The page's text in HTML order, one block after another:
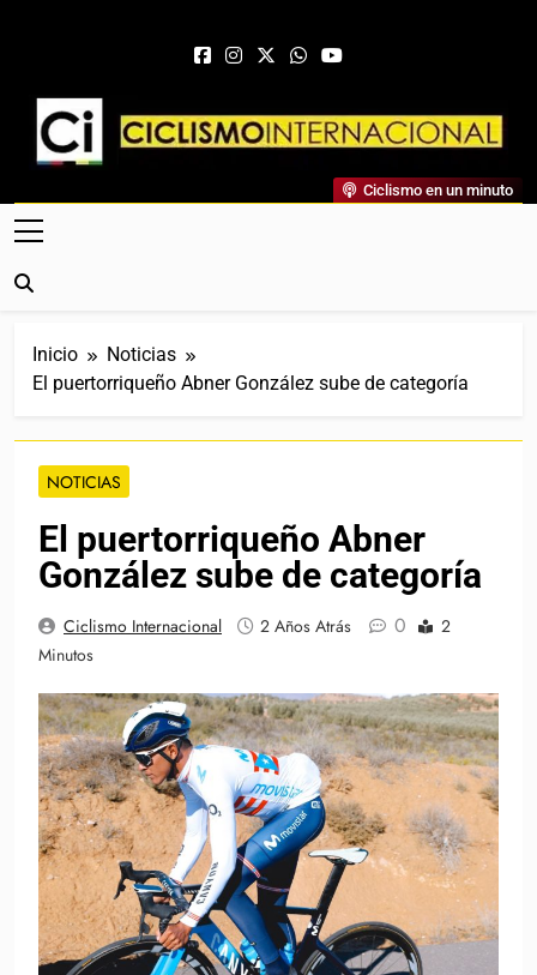
Ciclismo Internacional
Web Dedicada Al Ciclismo Mundial. Entrevistas, Análisis,
Crónicas, Previas Y Más. La Web Ciclista De Referencia.
Ciclismo en un minuto
Inicio
Noticias
El puertorriqueño Abner González sube de categoría
NOTICIAS
El puertorriqueño Abner
González sube de categoría
Ciclismo Internacional 2 Años Atrás 0
2
Minutos